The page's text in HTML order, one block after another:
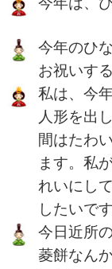
今年のひ
お祝いす
私は、今
人形を出
間はたわ
ます。私
れいにし
したいで
今日近所
菱餅なん